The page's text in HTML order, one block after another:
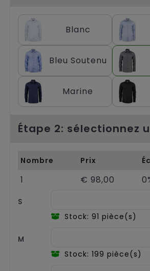
Blanc
Bleu Soutenu
Marine
Étape 2: sélectionnez
Nombre Prix
1 € 98,00
S
Stock: 91 pièce(s)
M
Stock: 199 pièce(s)